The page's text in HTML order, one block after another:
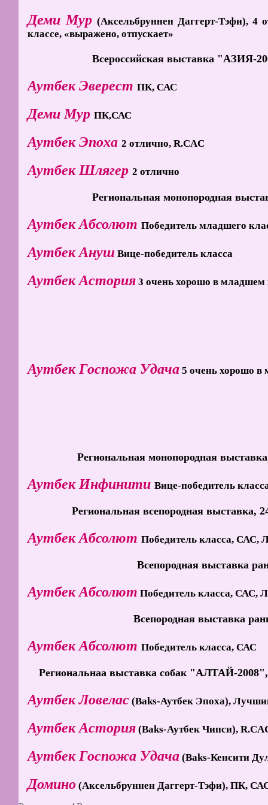
Деми Мур (Аксельбруннен Даггерт-Тэфи), 4
классе, «выражено, отпускает»
Всероссийская выставка "АЗИЯ-
Аутбек Эверест ПК, САС
Деми Мур ПК,САС
Аутбек Эпоха 2 отлично, R.CAC
Аутбек Шлягер 2 отлично
Региональная монопородная
Аутбек Абсолют Победитель младшего
Аутбек Ануш Вице-победитель класса
Аутбек Астория 3 очень хорошо в младшем
Аутбек Госпожа Удача 5 очень хорошо в
Региональная монопородная
Аутбек Инфинити Вице-победитель
Региональная всепородная
Аутбек Абсолют Победитель класса,
Всепородная выставка
Аутбек Абсолют Победитель класса, САС,
Всепородная выставка
Аутбек Абсолют Победитель класса, САС
Региональнаа выставка собак "АЛТАЙ-
Аутбек Ловелас (Bаks-Аутбек Эпоха),
Аутбек Астория (Bаks-Аутбек Чипси),
Аутбек Госпожа Удача (Bаks-Кенсити
Домино (Аксельбруннен Даггерт-Тэфи), ПК,